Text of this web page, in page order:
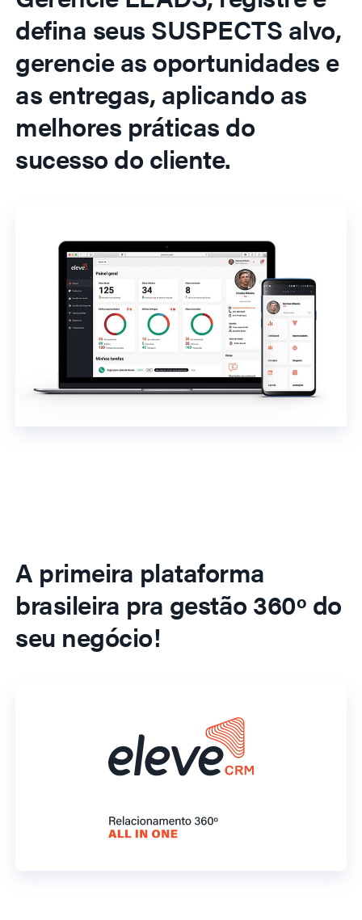
defina seus SUSPECTS alvo,
gerencie as oportunidades e
as entregas, aplicando as
melhores práticas do
sucesso do cliente.
A primeira plataforma
brasileira pra gestão 360º do
seu negócio!